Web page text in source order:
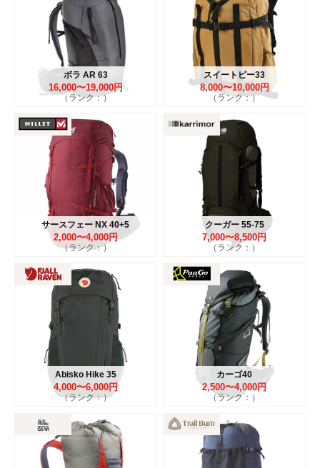
ボラ AR 63
16,000〜19,000円
（ランク：）
スイートピー33
8,000〜10,000円
（ランク：）
サースフェー NX 40+5
2,000〜4,000円
（ランク：）
クーガー 55-75
7,000〜8,500円
（ランク：）
Abisko Hike 35
4,000〜6,000円
（ランク：）
カーゴ40
2,500〜4,000円
（ランク：）